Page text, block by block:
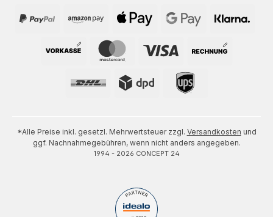
*Alle Preise inkl. gesetzl. Mehrwertsteuer zzgl. Versandkosten und
ggf. Nachnahmegebühren, wenn nicht anders angegeben.
1994 - 2026 CONCEPT 24